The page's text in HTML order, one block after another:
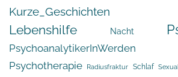
Kurze_Geschichten
Lebenshilfe Nacht
PsychoanalytikerInWerden
Psychotherapie Radiusfraktur Schlaf